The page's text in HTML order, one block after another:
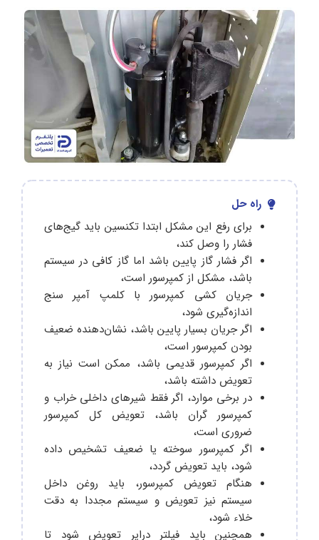
راه حل
برای رفع این مشکل ابتدا تکنسین باید گیج‌های
فشار را وصل کند،
اگر فشار گاز پایین باشد اما گاز کافی در سیستم
باشد، مشکل از کمپرسور است،
جریان کشی کمپرسور با کلمپ آمپر سنج
اندازه‌گیری شود،
اگر جریان بسیار پایین باشد، نشان‌دهنده ضعیف
بودن کمپرسور است،
اگر کمپرسور قدیمی باشد، ممکن است نیاز به
تعویض داشته باشد،
در برخی موارد، اگر فقط شیرهای داخلی خراب و
کمپرسور گران باشد، تعویض کل کمپرسور
ضروری است،
اگر کمپرسور سوخته یا ضعیف تشخیص داده
شود، باید تعویض گردد،
هنگام تعویض کمپرسور، باید روغن داخل
سیستم نیز تعویض و سیستم مجددا به دقت
خلاء شود،
همچنین باید فیلتر درایر تعویض شود تا